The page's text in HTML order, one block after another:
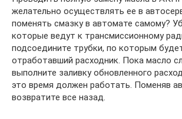
желательно осуществлять ее в
поменять смазку в автомате самому?
которые ведут к трансмиссионному
подсоедините трубки, по которым
отработавший расходник. Пока масло
выполните заливку обновленного
это время должен работать. Поменяв
возвратите все назад.